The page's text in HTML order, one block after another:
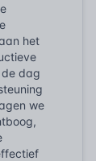
het
dag
we